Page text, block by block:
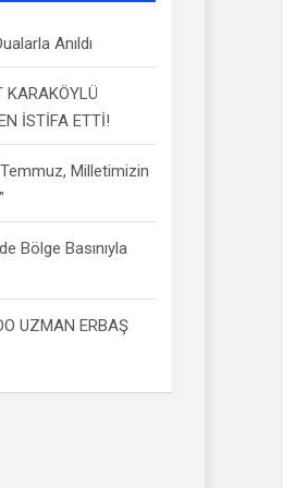
Anıldı
KARAKÖYLÜ
İSTİFA ETTİ!
Milletimizin
Bölge Basınıyla
UZMAN ERBAŞ